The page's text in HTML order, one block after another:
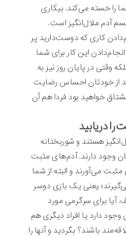
را خسته می‌کند. بیکاری
آدم ملال‌انگیز است.
کاری که دوست‌دارید پر
این کار برای شما
وقتی در پایان روز نیز به
از خودتان احساس رضایت
خواهید بود فردا هم آن
هستند و شوربختانه
وجود دارند. آدم‌های مثبت
می‌آورند و البته از شما
یعنی یک بازی دوسر
آیا برای سرگرمی مورد
دارد یا افراد دیگری هم
باشند؟ بگردید و آنها را